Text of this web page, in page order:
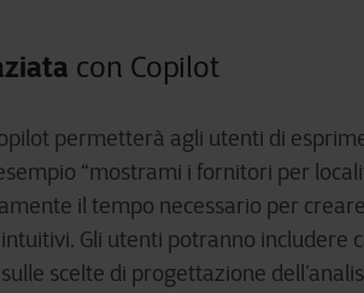
con Copilot
permetterà agli utenti di
“mostrami i fornitori per
il tempo necessario per
Gli utenti potranno includere
scelte di progettazione